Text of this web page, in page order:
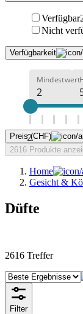
Verfügbar
Nicht
Verfügbarkeit
Mindestwert
2
Preis (CHF)
2616 Produkte
Home
Gesicht &
Düfte
2616 Treffer
Filter